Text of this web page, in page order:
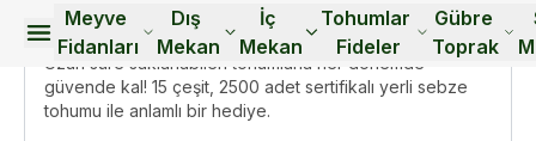
Meyve
Fidanları
Dış
Mekan
İç
Mekan
Tohumlar
Fideler
Gübre
Toprak
Kendi Gıdanı Üretebilme Özgürlüğü
Uzun süre saklanabilen tohumlarla her dönemde
güvende kal! 15 çeşit, 2500 adet sertifikalı yerli sebze
tohumu ile anlamlı bir hediye.